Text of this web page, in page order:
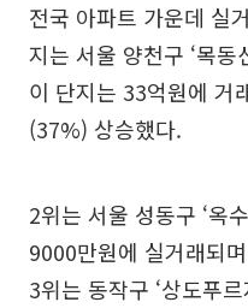
전국 아파트 가운데 실
지는 서울 양천구 ‘목동
이 단지는 33억원에 거
(37%) 상승했다.
2위는 서울 성동구 ‘옥
9000만원에 실거래되
3위는 동작구 ‘상도푸